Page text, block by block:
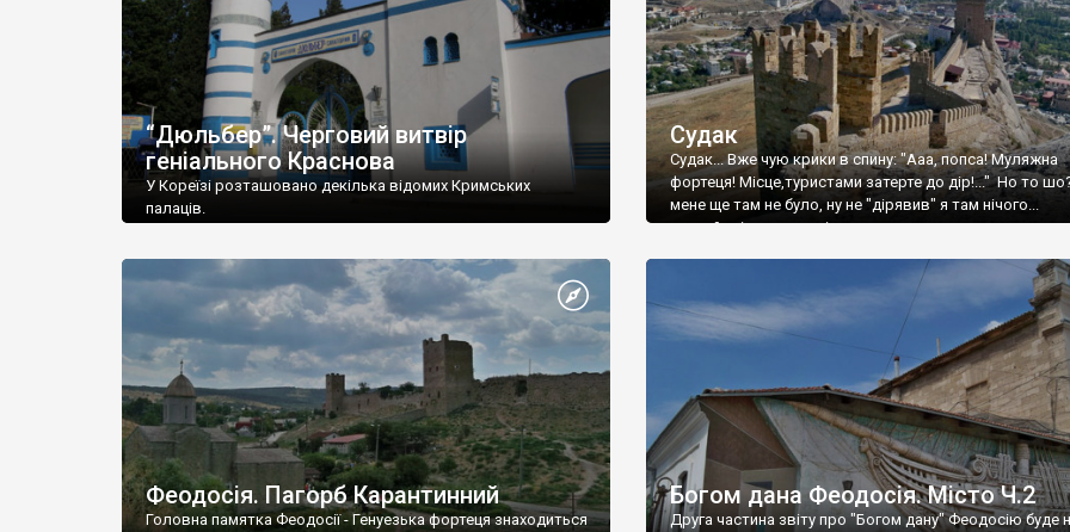
“Дюльбер”. Черговий витвір
геніального Краснова
У Кореїзі розташовано декілька відомих Кримських
палаців.
Судак
Судак... Вже чую крики в спину: "Ааа, попса! Муляжна
фортеця! Місце,туристами затерте до дір!..." Но то
мене ще там не було, ну не "дірявив" я там нічого...
принаймні до цього літа.
Феодосія. Пагорб Карантинний
Головна памятка Феодосії - Генуезька фортеця знаходиться
Богом дана Феодосія. Місто Ч.2
Друга частина звіту про "Богом дану" Феодосію буде